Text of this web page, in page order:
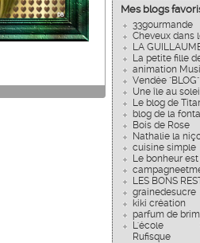
Mes blogs
33gourmande
Cheveux dans
LA
La petite fille
animation
Vendée "BLOG"
Une île au
Le blog de
blog de la
Bois de Rose
Nathalie la
cuisine simple
Le bonheur
LES BONS
grainedesucre
kiki création
parfum de
L'école
Rufisque